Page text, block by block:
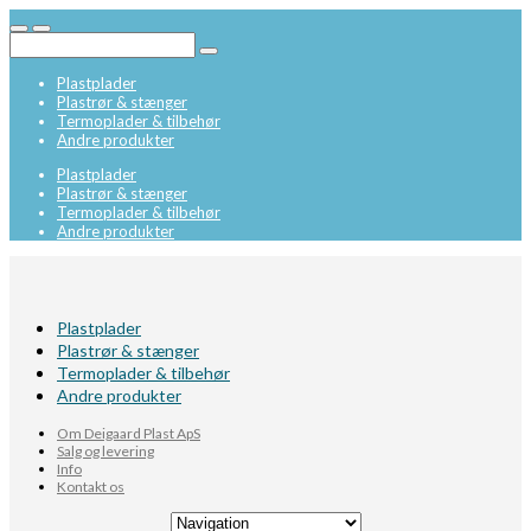
Plastplader
Plastrør & stænger
Termoplader & tilbehør
Andre produkter
Plastplader
Plastrør & stænger
Termoplader & tilbehør
Andre produkter
Plastplader
Plastrør & stænger
Termoplader & tilbehør
Andre produkter
Om Deigaard Plast ApS
Salg og levering
Info
Kontakt os